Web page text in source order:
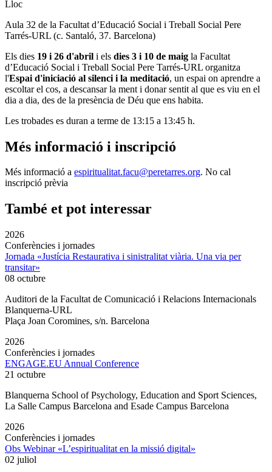
Lloc
Aula 32 de la Facultat d’Educació Social i Treball Social Pere
Tarrés-URL (c. Santaló, 37. Barcelona)
Els dies 19 i 26 d'abril i els dies 3 i 10 de maig la Facultat
d’Educació Social i Treball Social Pere Tarrés-URL organitza
l'Espai d'iniciació al silenci i la meditació, un espai on aprendre a
escoltar el cos, a descansar la ment i donar sentit al que es viu en el
dia a dia, des de la presència de Déu que ens habita.
Les trobades es duran a terme de 13:15 a 13:45 h.
Més informació i inscripció
Més informació a espiritualitat.facu@peretarres.org. No cal
inscripció prèvia
També et pot interessar
2026
Conferències i jornades
Jornada «Justícia Restaurativa i sinistralitat viària. Una via per
transitar»
08 octubre
Auditori de la Facultat de Comunicació i Relacions Internacionals
Blanquerna-URL
Plaça Joan Coromines, s/n. Barcelona
2026
Conferències i jornades
ENGAGE.EU Annual Conference
21 octubre
Blanquerna School of Psychology, Education and Sport Sciences,
La Salle Campus Barcelona and Esade Campus Barcelona
2026
Conferències i jornades
Obs Webinar «L’espiritualitat en la missió digital»
02 juliol